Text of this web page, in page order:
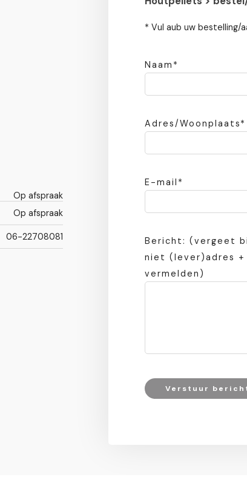
Op afspraak
Op afspraak
06-22708081
* Vul aub uw bestelling/
Naam*
Adres/Woonplaats*
E-mail*
Bericht: (vergeet
niet (lever)adres
vermelden)
Verstuur